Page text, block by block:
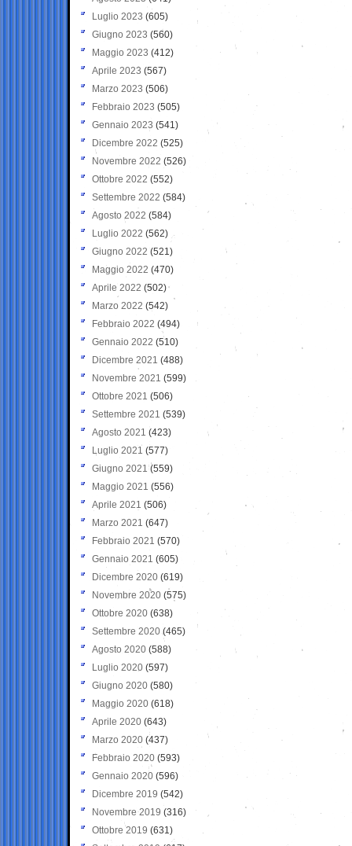
Luglio 2023 (605)
Giugno 2023 (560)
Maggio 2023 (412)
Aprile 2023 (567)
Marzo 2023 (506)
Febbraio 2023 (505)
Gennaio 2023 (541)
Dicembre 2022 (525)
Novembre 2022 (526)
Ottobre 2022 (552)
Settembre 2022 (584)
Agosto 2022 (584)
Luglio 2022 (562)
Giugno 2022 (521)
Maggio 2022 (470)
Aprile 2022 (502)
Marzo 2022 (542)
Febbraio 2022 (494)
Gennaio 2022 (510)
Dicembre 2021 (488)
Novembre 2021 (599)
Ottobre 2021 (506)
Settembre 2021 (539)
Agosto 2021 (423)
Luglio 2021 (577)
Giugno 2021(559)
Maggio 2021 (556)
Aprile 2021 (506)
Marzo 2021 (647)
Febbraio 2021 (570)
Gennaio 2021 (605)
Dicembre 2020 (619)
Novembre 2020 (575)
Ottobre 2020 (638)
Settembre 2020(465)
Agosto 2020 (588)
Luglio 2020 (597)
Giugno 2020 (580)
Maggio 2020 (618)
Aprile 2020 (643)
Marzo 2020 (437)
Febbraio 2020 (593)
Gennaio 2020 (596)
Dicembre 2019 (542)
Novembre 2019 (316)
Ottobre 2019 (631)